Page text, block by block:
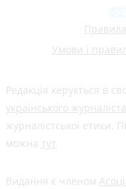
Умови і
Редакція керується в
українського
журналістської етики.
можна тут
Видання є членом